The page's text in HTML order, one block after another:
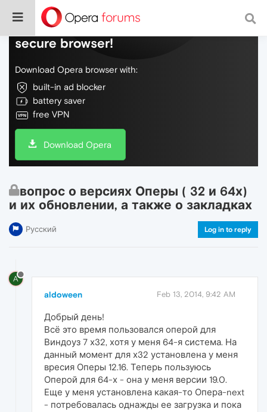
Do more on the web, with a fast and
secure browser!
Download Opera browser with:
built-in ad blocker
battery saver
free VPN
Download Opera
вопрос о версиях Оперы ( 32 и 64х)
и их обновлении, а также о закладках
Русский Log in to reply
A
aldoween Feb 13, 2014, 9:42 AM
Добрый день!
Всё это время пользовался оперой для
Виндоуз 7 х32, хотя у меня 64-я система. На
данный момент для х32 установлена у меня
вресия Оперы 12.16. Теперь пользуюсь
Оперой для 64-х - она у меня версии 19.0.
Еще у меня установлена какая-то Опера-next
- потребовалась однажды ее загрузка и пока